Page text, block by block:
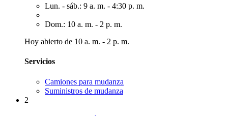
Lun. - sáb.: 9 a. m. - 4:30 p. m.
Dom.: 10 a. m. - 2 p. m.
Hoy abierto de 10 a. m. - 2 p. m.
Servicios
Camiones para mudanza
Suministros de mudanza
2